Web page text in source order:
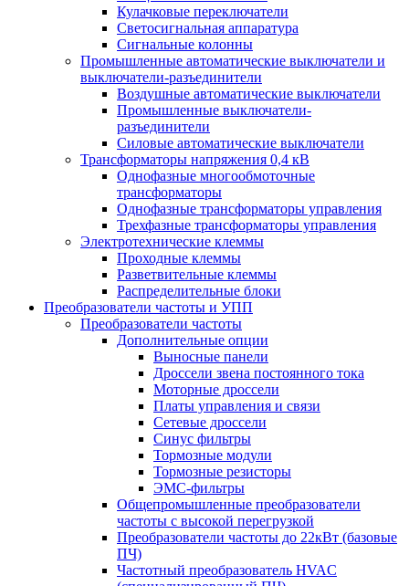
Кулачковые переключатели
Светосигнальная аппаратура
Сигнальные колонны
Промышленные автоматические выключатели и
выключатели-разъединители
Воздушные автоматические выключатели
Промышленные выключатели-
разъединители
Силовые автоматические выключатели
Трансформаторы напряжения 0,4 кВ
Однофазные многообмоточные
трансформаторы
Однофазные трансформаторы управления
Трехфазные трансформаторы управления
Электротехнические клеммы
Проходные клеммы
Разветвительные клеммы
Распределительные блоки
Преобразователи частоты и УПП
Преобразователи частоты
Дополнительные опции
Выносные панели
Дроссели звена постоянного тока
Моторные дроссели
Платы управления и связи
Сетевые дроссели
Синус фильтры
Тормозные модули
Тормозные резисторы
ЭМС-фильтры
Общепромышленные преобразователи
частоты с высокой перегрузкой
Преобразователи частоты до 22кВт (базовые
ПЧ)
Частотный преобразователь HVAC